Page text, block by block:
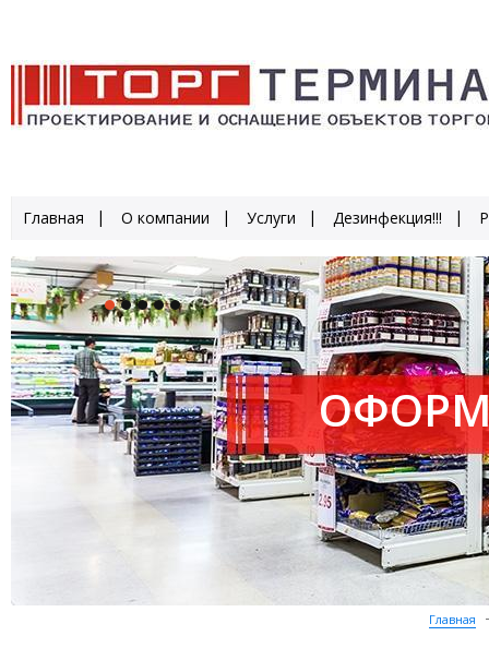
Главная О компании Услуги Дезинфекция!!!
Главная